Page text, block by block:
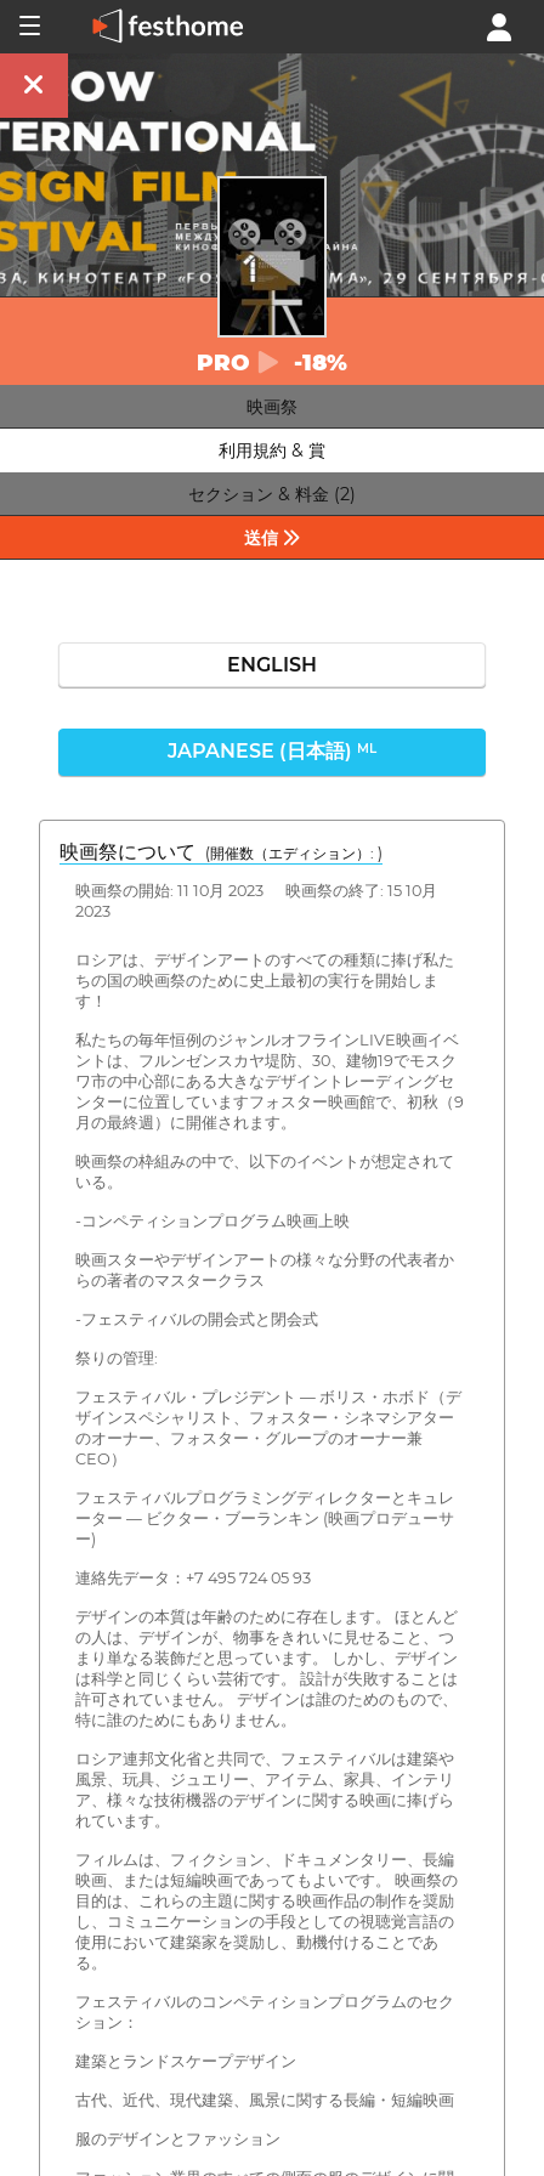
PRO -18%
映画祭
利用規約 & 賞
セクション & 料金 (2)
送信
ENGLISH
JAPANESE (日本語) ML
映画祭について (開催数（エディション）: )
映画祭の開始: 11 10月 2023 映画祭の終了: 15 10月
2023
ロシアは、デザインアートのすべての種類に捧げ私た
ちの国の映画祭のために史上最初の実行を開始しま
す！
私たちの毎年恒例のジャンルオフラインLIVE映画イベ
ントは、フルンゼンスカヤ堤防、30、建物19でモスク
ワ市の中心部にある大きなデザイントレーディングセ
ンターに位置していますフォスター映画館で、初秋（9
月の最終週）に開催されます。
映画祭の枠組みの中で、以下のイベントが想定されて
いる。
-コンペティションプログラム映画上映
映画スターやデザインアートの様々な分野の代表者か
らの著者のマスタークラス
-フェスティバルの開会式と閉会式
祭りの管理:
フェスティバル・プレジデント — ボリス・ホボド（デ
ザインスペシャリスト、フォスター・シネマシアター
のオーナー、フォスター・グループのオーナー兼
CEO）
フェスティバルプログラミングディレクターとキュレ
ーター — ビクター・ブーランキン (映画プロデューサ
ー)
連絡先データ：+7 495 724 05 93
デザインの本質は年齢のために存在します。 ほとんど
の人は、デザインが、物事をきれいに見せること、つ
まり単なる装飾だと思っています。 しかし、デザイン
は科学と同じくらい芸術です。 設計が失敗することは
許可されていません。 デザインは誰のためのもので、
特に誰のためにもありません。
ロシア連邦文化省と共同で、フェスティバルは建築や
風景、玩具、ジュエリー、アイテム、家具、インテリ
ア、様々な技術機器のデザインに関する映画に捧げら
れています。
フィルムは、フィクション、ドキュメンタリー、長編
映画、または短編映画であってもよいです。 映画祭の
目的は、これらの主題に関する映画作品の制作を奨励
し、コミュニケーションの手段としての視聴覚言語の
使用において建築家を奨励し、動機付けることであ
る。
フェスティバルのコンペティションプログラムのセク
ション：
建築とランドスケープデザイン
古代、近代、現代建築、風景に関する長編・短編映画
服のデザインとファッション